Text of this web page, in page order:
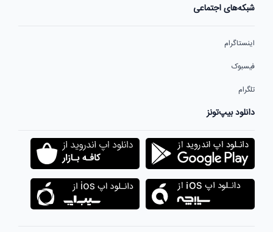
شبکه‌های اجتماعی
اینستاگرام
فیسبوک
تلگرام
دانلود بیپ‌تونز